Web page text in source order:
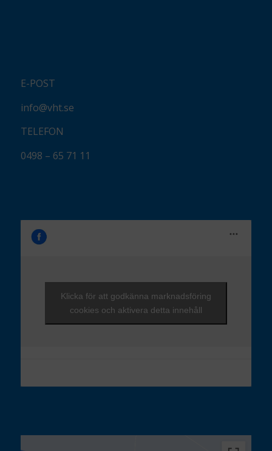
E-POST
info@vht.se
TELEFON
0498 – 65 71 11
Klicka för att godkänna marknadsföring
cookies och aktivera detta innehåll